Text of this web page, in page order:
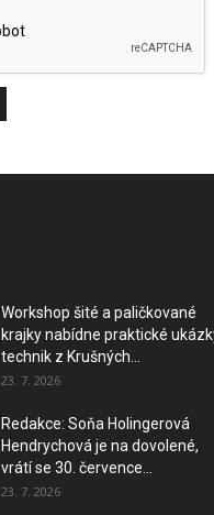
Workshop šité a paličkované
krajky nabídne praktické
technik z Krušných...
23. 7. 2026
Redakce: Soňa Holingerová
Hendrychová je na dovolené,
vrátí se 30. července...
23. 7. 2026